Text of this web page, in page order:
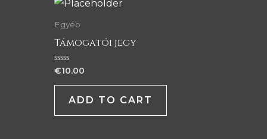
Egyéb
Támogatói jegy
Rated
out
€10.00
ADD TO CART